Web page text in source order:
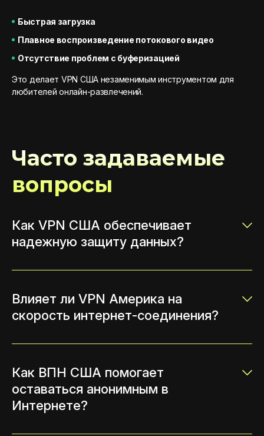
Быстрая загрузка
Плавное воспроизведение потокового видео
Отсутствие проблем с буферизацией
Это делает VPN США незаменимым инструментом для
любителей онлайн-развлечений.
Часто задаваемые
вопросы
Как VPN США обеспечивает
надежную защиту данных?
Влияет ли VPN Америка на
скорость интернет-соединения?
Как ВПН США помогает
оставаться анонимным в
Интернете?